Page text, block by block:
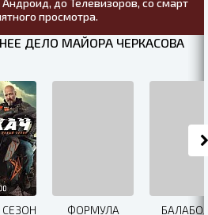
до Телевизоров, со смарт
просмотра.
ДЕЛО МАЙОРА ЧЕРКАСОВА
ФОРМУЛА